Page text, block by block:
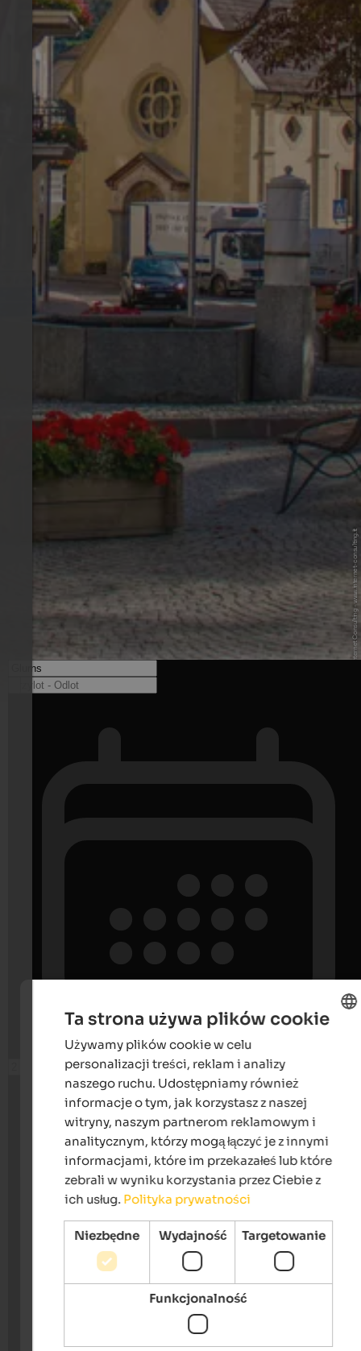
© Patrick K. - Internet Consulting - www.internet-consulting.it
Ta strona używa plików cookie
Używamy plików cookie w celu
personalizacji treści, reklam i analizy
naszego ruchu. Udostępniamy również
informacje o tym, jak korzystasz z naszej
witryny, naszym partnerom reklamowym i
analitycznym, którzy mogą łączyć je z innymi
informacjami, które im przekazałeś lub które
zebrali w wyniku korzystania przez Ciebie z
ich usług. Polityka prywatności
Niezbędne Wydajność Targetowanie
Funkcjonalność